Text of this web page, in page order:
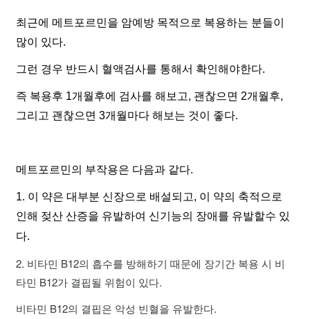
최근에 메트포르민을 암예방 목적으로 복용하는 분들이
많이 있다.
그런 경우 반드시 혈액검사를 통해서 확인해야한다.
즉 복용후 1개월후에 검사를 해보고, 괜찮으면 2개월후,
그리고 괜찮으면 3개월마다 해보는 것이 좋다.
메트포르민의 부작용은 다음과 같다.
1. 이 약은 대부분 신장으로 배설되고, 이 약의 축적으로
인해 젖산 산증을 유발하여 신기능의 장애를 유발할수 있
다.
2. 비타민 B12의 흡수를 방해하기 때문에 장기간 복용 시 비
타민 B12가 결핍될 위험이 있다.
비타민 B12의 결핍은 악성 빈혈을 유발한다.